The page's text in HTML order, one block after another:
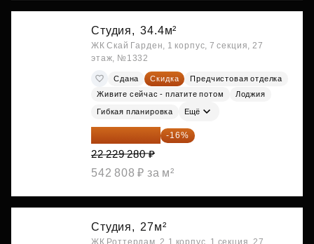
Студия, 34.4м²
ЖК Скай Гарден, 1 корпус, 7 секция, 27
этаж, №1332
Сдана Скидка
Предчистовая отделка
Живите сейчас - платите потом
Лоджия
Гибкая планировка Ещё
18 672 595 ₽ -16%
22 229 280 ₽
542 808 ₽ за м²
Студия, 27м²
ЖК Роттердам, 2.1 корпус, 1 секция, 27